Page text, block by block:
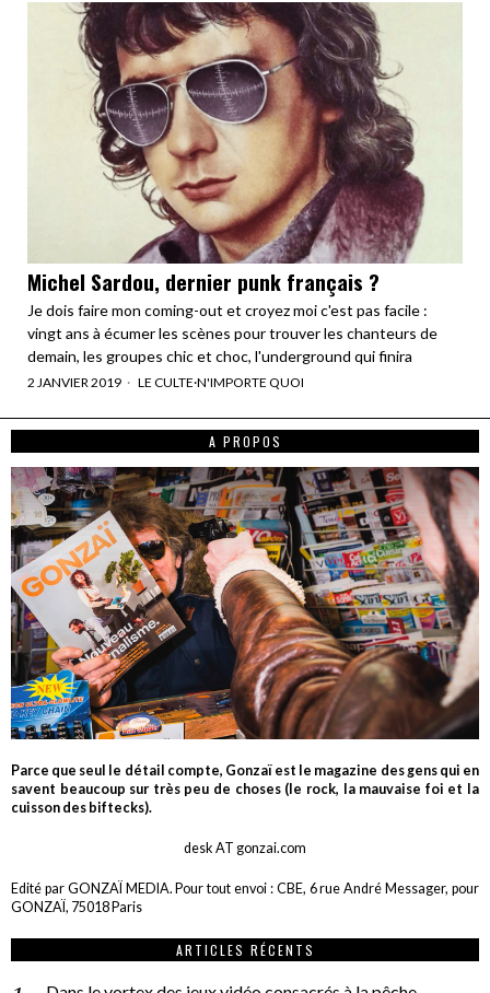
Michel Sardou, dernier punk français ?
Je dois faire mon coming-out et croyez moi c'est pas facile :
vingt ans à écumer les scènes pour trouver les chanteurs de
demain, les groupes chic et choc, l'underground qui finira
2 JANVIER 2019 LE CULTE·N'IMPORTE QUOI
A PROPOS
Parce que seul le détail compte, Gonzaï est le magazine des gens qui en
savent beaucoup sur très peu de choses (le rock, la mauvaise foi et la
cuisson des biftecks).
desk AT gonzai.com
Edité par GONZAÏ MEDIA. Pour tout envoi : CBE, 6 rue André Messager, pour
GONZAÏ, 75018 Paris
ARTICLES RÉCENTS